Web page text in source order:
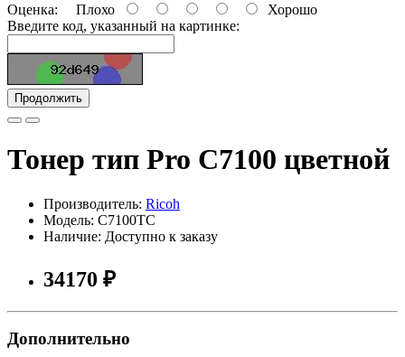
Оценка: Плохо
Хорошо
Введите код, указанный на картинке:
Продолжить
Тонер тип Pro C7100 цветной
Производитель: Ricoh
Модель: C7100TC
Наличие: Доступно к заказу
34170 ₽
Дополнительно